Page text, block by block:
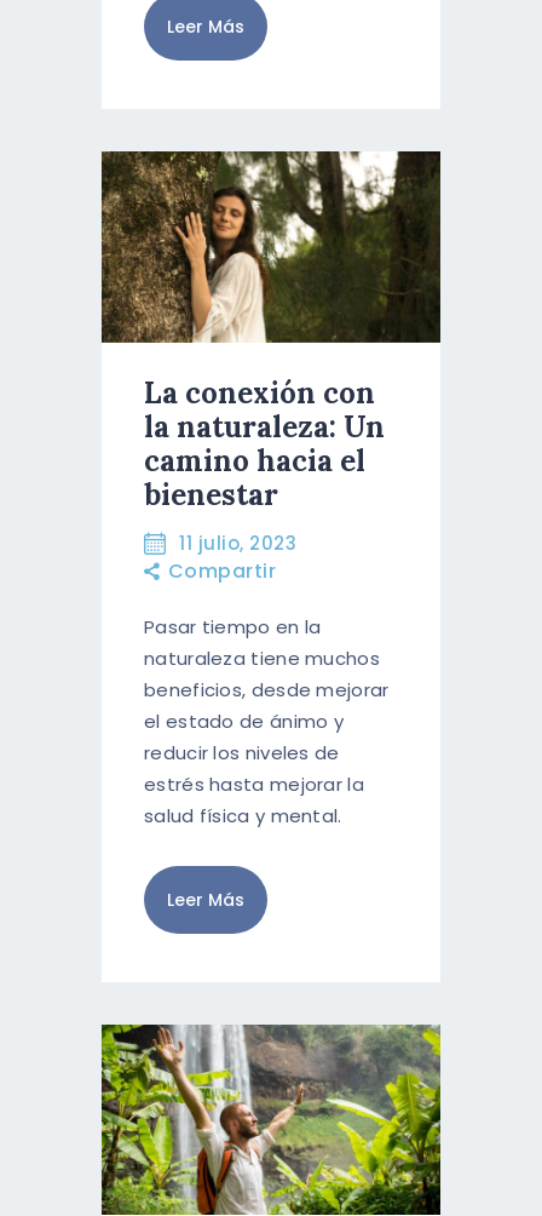
Leer Más
La conexión con
la naturaleza: Un
camino hacia el
bienestar
11 julio, 2023
Compartir
Pasar tiempo en la
naturaleza tiene muchos
beneficios, desde mejorar
el estado de ánimo y
reducir los niveles de
estrés hasta mejorar la
salud física y mental.
Leer Más